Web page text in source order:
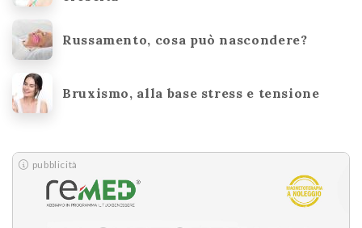
Russamento, cosa può nascondere?
Bruxismo, alla base stress e tensione
pubblicità